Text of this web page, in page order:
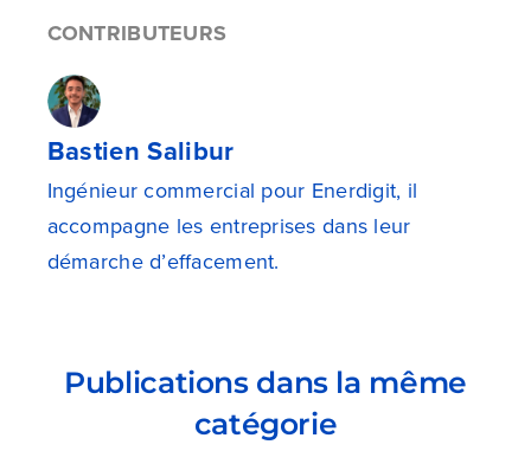
CONTRIBUTEURS
Bastien Salibur
Ingénieur commercial pour Enerdigit, il
accompagne les entreprises dans leur
démarche d’effacement.
Publications dans la même
catégorie